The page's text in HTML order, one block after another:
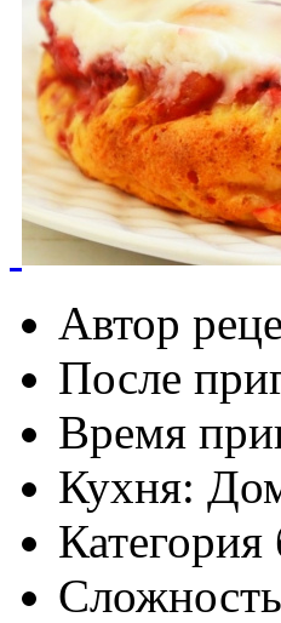
Автор
После
Время
Кухня: